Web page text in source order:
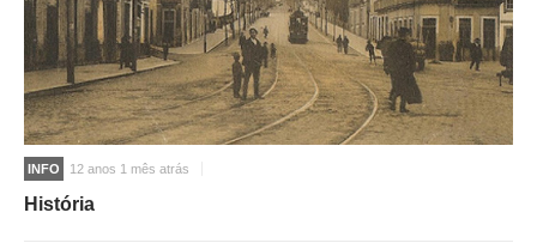
INFO 12 anos 1 mês atrás
História